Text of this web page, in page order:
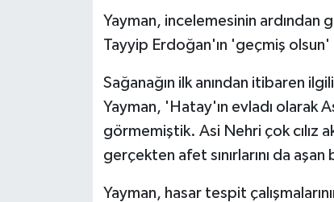
Yayman, incelemesinin
Tayyip Erdoğan'ın 'geçmiş
Sağanağın ilk anından itibaren
Yayman, 'Hatay'ın evladı olarak
görmemiştik. Asi Nehri çok cılız
gerçekten afet sınırlarını da
Yayman, hasar tespit